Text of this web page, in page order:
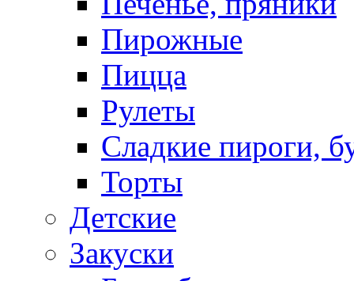
Пирожные
Пицца
Рулеты
Сладкие пироги,
Торты
Детские
Закуски